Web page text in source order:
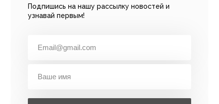
Подпишись на нашу рассылку новостей и
узнавай первым!